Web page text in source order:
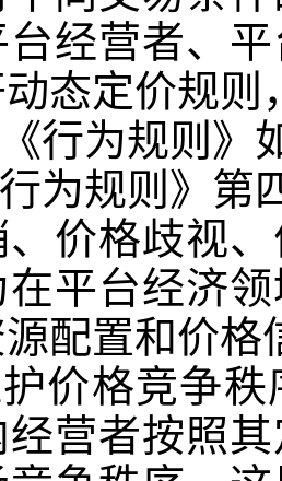
经营者、
态定价规
行为规则》
为规则》第
价格歧视
平台经济
配置和价格
价格竞争
营者按照